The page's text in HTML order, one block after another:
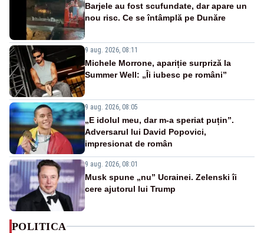
Barjele au fost scufundate, dar apare un
nou risc. Ce se întâmplă pe Dunăre
9 aug. 2026, 08:11
Michele Morrone, apariție surpriză la
Summer Well: „Îi iubesc pe români”
9 aug. 2026, 08:05
„E idolul meu, dar m-a speriat puțin”.
Adversarul lui David Popovici,
impresionat de român
9 aug. 2026, 08:01
Musk spune „nu” Ucrainei. Zelenski îi
cere ajutorul lui Trump
POLITICA